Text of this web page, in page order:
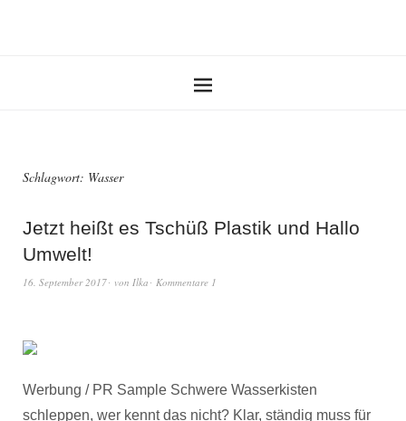
Schlagwort: Wasser
Jetzt heißt es Tschüß Plastik und Hallo
Umwelt!
16. September 2017 von Ilka Kommentare 1
Werbung / PR Sample Schwere Wasserkisten
schleppen, wer kennt das nicht? Klar, ständig muss für